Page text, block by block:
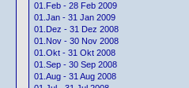
01.Feb - 28 Feb 2009
01.Jan - 31 Jan 2009
01.Dez - 31 Dez 2008
01.Nov - 30 Nov 2008
01.Okt - 31 Okt 2008
01.Sep - 30 Sep 2008
01.Aug - 31 Aug 2008